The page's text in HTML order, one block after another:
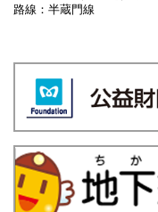
路線：半蔵門線